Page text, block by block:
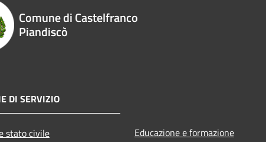
Comune di Castelfranco
Piandiscò
DI SERVIZIO
stato civile
Educazione e formazione